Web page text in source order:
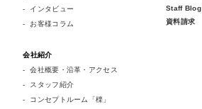
インタビュー
お客様コラム
Staff Blog
資料請求
会社紹介
会社概要・沿革・アクセス
スタッフ紹介
コンセプトルーム「檪」